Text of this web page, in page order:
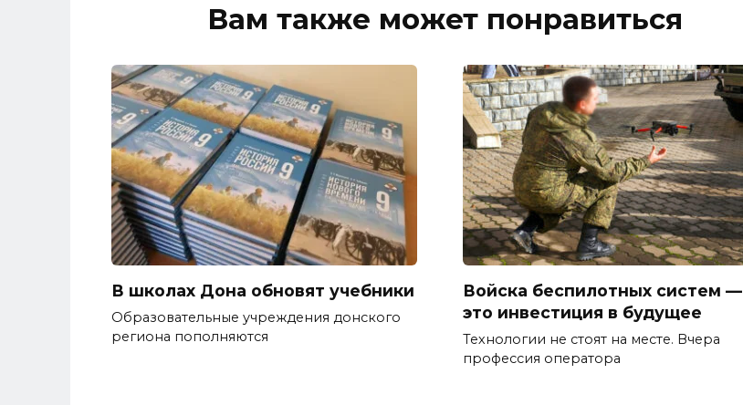
Вам также может понравиться
В школах Дона обновят учебники
Образовательные учреждения донского
региона пополняются
Войска беспилотных систем —
это инвестиция в будущее
Технологии не стоят на месте. Вчера
профессия оператора